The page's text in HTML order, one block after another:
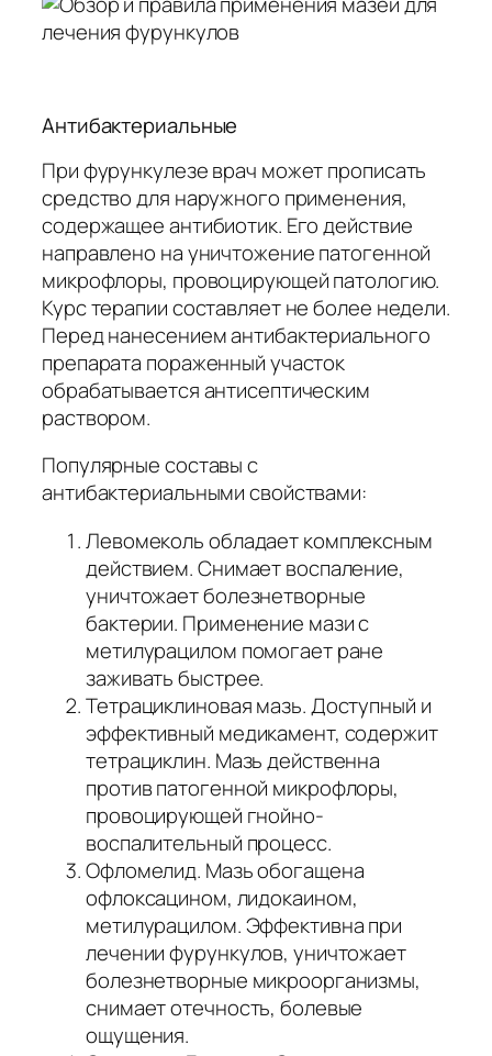
Антибактериальные
При фурункулезе врач может прописать
средство для наружного применения,
содержащее антибиотик. Его действие
направлено на уничтожение патогенной
микрофлоры, провоцирующей патологию.
Курс терапии составляет не более недели.
Перед нанесением антибактериального
препарата пораженный участок
обрабатывается антисептическим
раствором.
Популярные составы с
антибактериальными свойствами:
Левомеколь обладает комплексным
действием. Снимает воспаление,
уничтожает болезнетворные
бактерии. Применение мази с
метилурацилом помогает ране
заживать быстрее.
Тетрациклиновая мазь. Доступный и
эффективный медикамент, содержит
тетрациклин. Мазь действенна
против патогенной микрофлоры,
провоцирующей гнойно-
воспалительный процесс.
Офломелид. Мазь обогащена
офлоксацином, лидокаином,
метилурацилом. Эффективна при
лечении фурункулов, уничтожает
болезнетворные микроорганизмы,
снимает отечность, болевые
ощущения.